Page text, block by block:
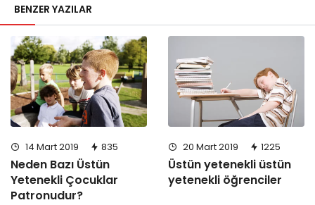
BENZER YAZILAR
14 Mart 2019 835
Neden Bazı Üstün
Yetenekli Çocuklar
Patronudur?
20 Mart 2019 1225
Üstün yetenekli üstün
yetenekli öğrenciler